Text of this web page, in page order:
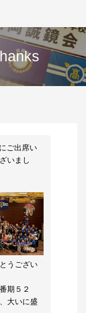
ご出席い
いまし
うござい
期５２
大いに盛